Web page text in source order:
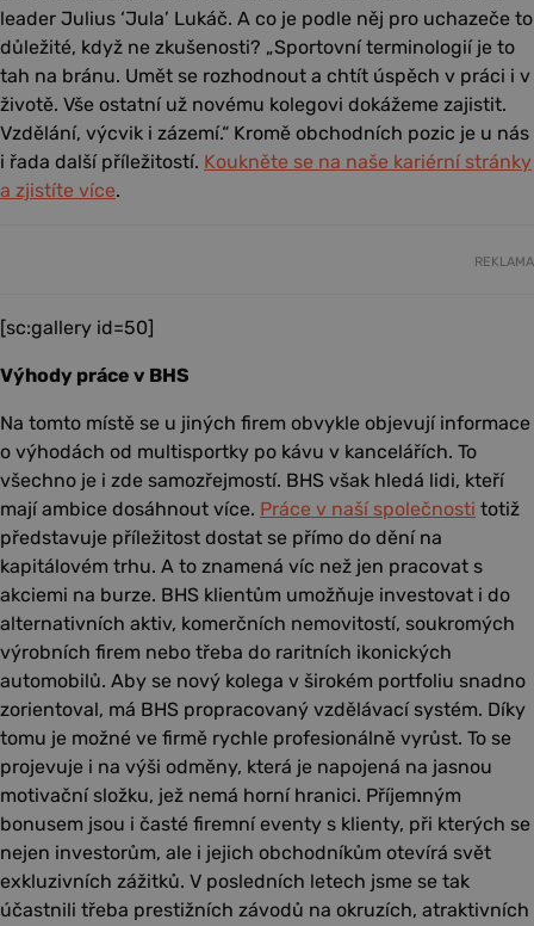
leader Julius ‘Jula’ Lukáč. A co je podle něj pro uchazeče to
důležité, když ne zkušenosti? „Sportovní terminologií je to
tah na bránu. Umět se rozhodnout a chtít úspěch v práci i v
životě. Vše ostatní už novému kolegovi dokážeme zajistit.
Vzdělání, výcvik i zázemí.“ Kromě obchodních pozic je u nás
i řada další příležitostí. Koukněte se na naše kariérní stránky
a zjistíte více.
REKLAMA
[sc:gallery id=50]
Výhody práce v BHS
Na tomto místě se u jiných firem obvykle objevují informace
o výhodách od multisportky po kávu v kancelářích. To
všechno je i zde samozřejmostí. BHS však hledá lidi, kteří
mají ambice dosáhnout více. Práce v naší společnosti totiž
představuje příležitost dostat se přímo do dění na
kapitálovém trhu. A to znamená víc než jen pracovat s
akciemi na burze. BHS klientům umožňuje investovat i do
alternativních aktiv, komerčních nemovitostí, soukromých
výrobních firem nebo třeba do raritních ikonických
automobilů. Aby se nový kolega v širokém portfoliu snadno
zorientoval, má BHS propracovaný vzdělávací systém. Díky
tomu je možné ve firmě rychle profesionálně vyrůst. To se
projevuje i na výši odměny, která je napojená na jasnou
motivační složku, jež nemá horní hranici. Příjemným
bonusem jsou i časté firemní eventy s klienty, při kterých se
nejen investorům, ale i jejich obchodníkům otevírá svět
exkluzivních zážitků. V posledních letech jsme se tak
účastnili třeba prestižních závodů na okruzích, atraktivních